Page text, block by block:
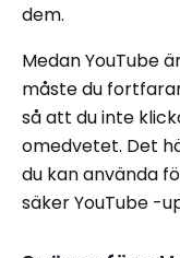
dem.
Medan YouTube
måste du
så att du inte
omedvetet. Det
du kan använda
säker YouTube -